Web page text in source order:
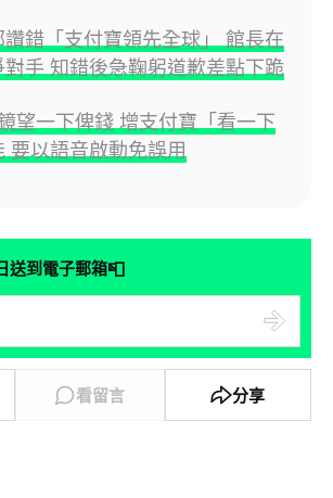
錯「支付寶領先全球」 館長在
手 知錯後急鞠躬道歉差點下跪
望一下俾錢 增支付寶「看一下
要以語音啟動免誤用
送到電子郵箱📮
看留言 分享